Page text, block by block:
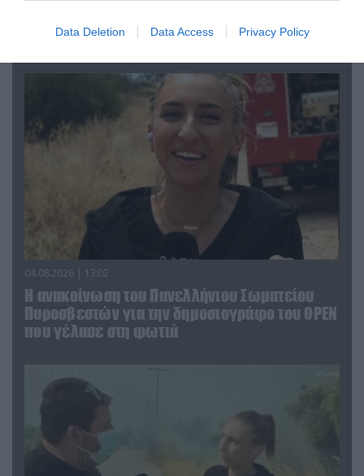
Data Deletion Data Access Privacy Policy
Αυτή την ώρα το τελευταίο «αντίο» στον πρώην
υπουργό Ι.Βαρβιτσιώτη (φωτο)
04.08.2026 | 13:02
Η ανακοίνωση του Πανελλήνιου Σωματείου
Πυροσβεστών για την δημοσιογράφο του OPEN
που γέλασε στη φωτιά